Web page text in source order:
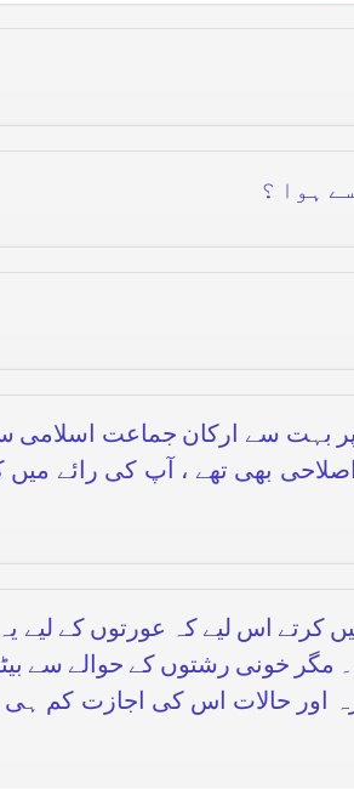
ہوا ؟
بہت سے ارکان جماعت
بھی تھے ، آپ کی رائے میں
کرتے اس لیے کہ عورتوں کے لیے
مگر خونی رشتوں کے حوالے سے
اور حالات اس کی اجازت کم ہی